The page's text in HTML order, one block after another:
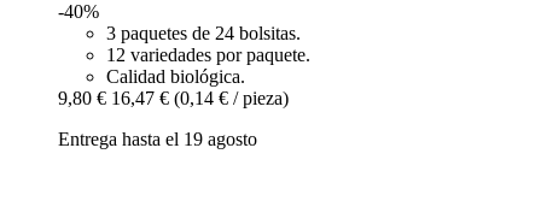
-40%
3 paquetes de 24 bolsitas.
12 variedades por paquete.
Calidad biológica.
9,80 € 16,47 € (0,14 € / pieza)
Entrega hasta el 19 agosto